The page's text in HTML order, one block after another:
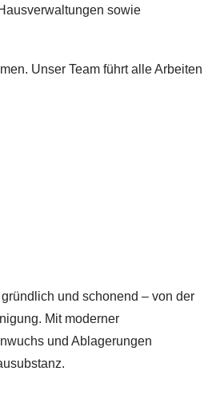
sowie
Unser Team führt alle Arbeiten
und schonend – von der
Mit moderner
und Ablagerungen